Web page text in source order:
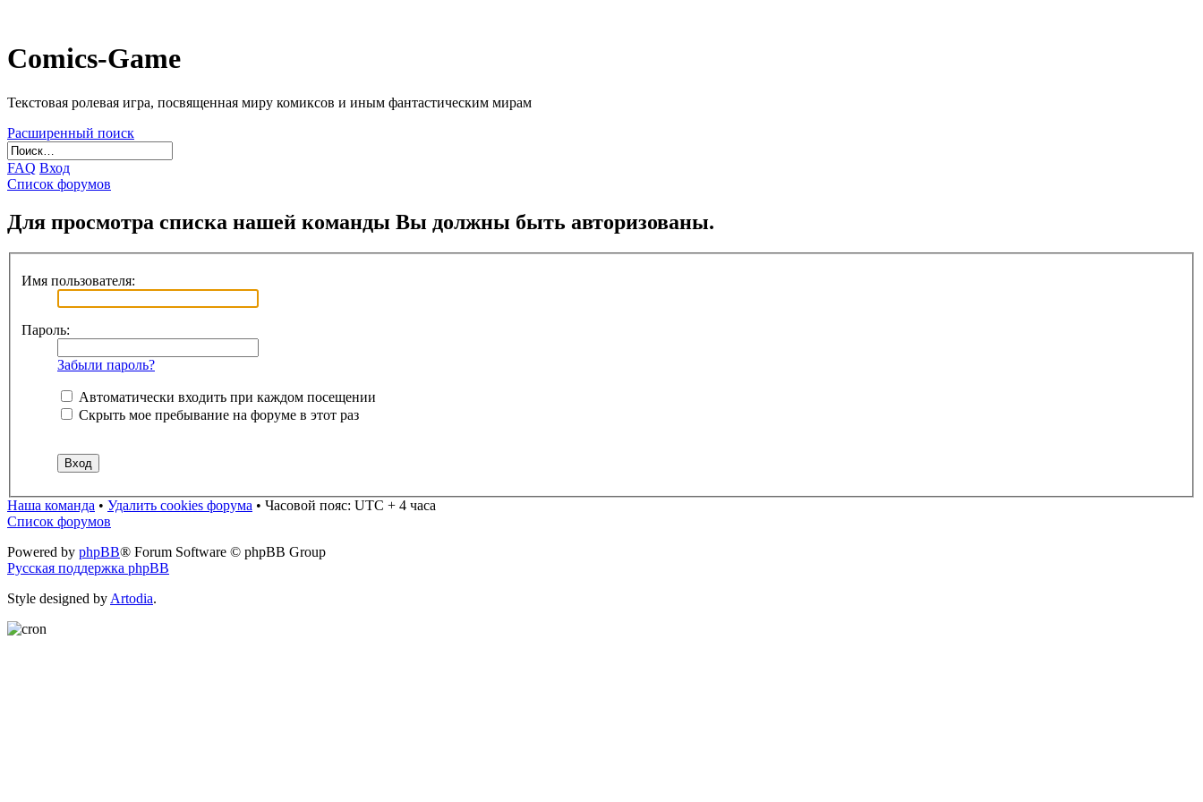
Comics-Game
Текстовая ролевая игра, посвященная миру комиксов и иным фантастическим мирам
Расширенный поиск
FAQ Вход
Список форумов
Для просмотра списка нашей команды Вы должны быть авторизованы.
Имя пользователя:
Пароль:
Забыли пароль?
Автоматически входить при каждом посещении
Скрыть мое пребывание на форуме в этот раз
Наша команда • Удалить cookies форума • Часовой пояс: UTC + 4 часа
Список форумов
Powered by phpBB® Forum Software © phpBB Group
Русская поддержка phpBB
Style designed by Artodia.